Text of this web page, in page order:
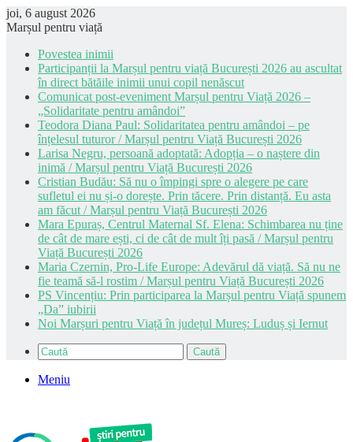
joi, 6 august 2026
Marșul pentru viață
Povestea inimii
Participanții la Marșul pentru viață București 2026 au ascultat
în direct bătăile inimii unui copil nenăscut
Comunicat post-eveniment Marșul pentru Viață 2026 –
„Solidaritate pentru amândoi”
Teodora Diana Paul: Solidaritatea pentru amândoi – pe
înțelesul tuturor / Marșul pentru Viață București 2026
Larisa Negru, persoană adoptată: Adopția – o naștere din
inimă / Marșul pentru Viață București 2026
Cristian Budău: Să nu o împingi spre o alegere pe care
sufletul ei nu și-o dorește. Prin tăcere. Prin distanță. Eu asta
am făcut / Marșul pentru Viață București 2026
Mara Epuraș, Centrul Maternal Sf. Elena: Schimbarea nu ține
de cât de mare ești, ci de cât de mult îți pasă / Marșul pentru
Viață București 2026
Maria Czernin, Pro-Life Europe: Adevărul dă viață. Să nu ne
fie teamă să-l rostim / Marșul pentru Viață București 2026
PS Vincențiu: Prin participarea la Marșul pentru Viață spunem
„Da” iubirii
Noi Marșuri pentru Viață în județul Mureș: Luduș și Iernut
Caută
Meniu